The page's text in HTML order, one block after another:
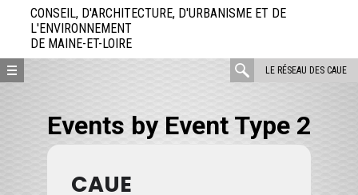
directement
contenu
CONSEIL, D'ARCHITECTURE, D'URBANISME ET DE
L'ENVIRONNEMENT
DE MAINE-ET-LOIRE
LE RÉSEAU DES CAUE
rechercher
Events by Event Type 2
CAUE